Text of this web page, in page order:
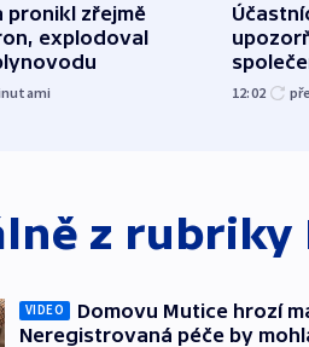
pronikl zřejmě
explodoval
12:02
z rubriky
VIDEO
Domovu Mutice hrozí
Neregistrovaná péče by